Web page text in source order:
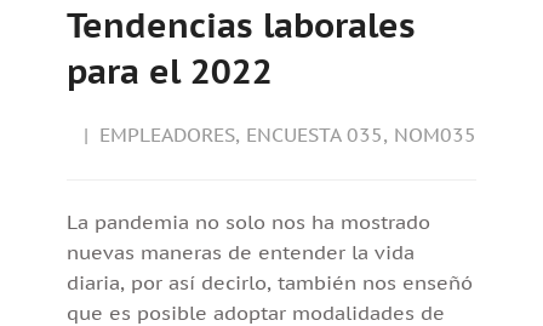
Tendencias laborales
para el 2022
EMPLEADORES, ENCUESTA 035, NOM035
La pandemia no solo nos ha mostrado
nuevas maneras de entender la vida
diaria, por así decirlo, también nos enseñó
que es posible adoptar modalidades de